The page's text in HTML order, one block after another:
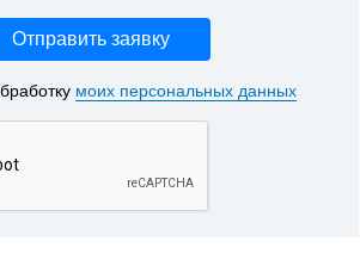
Отправить заявку
моих персональных данных